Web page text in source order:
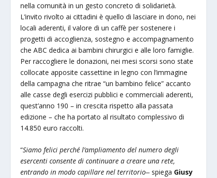
nella comunità in un gesto concreto di solidarietà.
L’invito rivolto ai cittadini è quello di lasciare in dono, nei
locali aderenti, il valore di un caffè per sostenere i
progetti di accoglienza, sostegno e accompagnamento
che ABC dedica ai bambini chirurgici e alle loro famiglie.
Per raccogliere le donazioni, nei mesi scorsi sono state
collocate apposite cassettine in legno con l’immagine
della campagna che ritrae “un bambino felice” accanto
alle casse degli esercizi pubblici e commerciali aderenti,
quest’anno 190 – in crescita rispetto alla passata
edizione – che ha portato al risultato complessivo di
14.850 euro raccolti.
“Siamo felici perché l’ampliamento del numero degli
esercenti consente di continuare a creare una rete,
entrando in modo capillare nel territorio‒ spiega Giusy